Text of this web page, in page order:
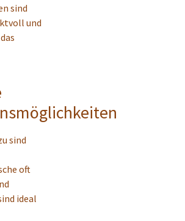
sind
und
sind
oft
ideal